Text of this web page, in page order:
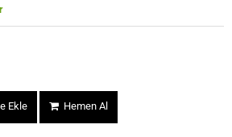
Ekle Hemen Al